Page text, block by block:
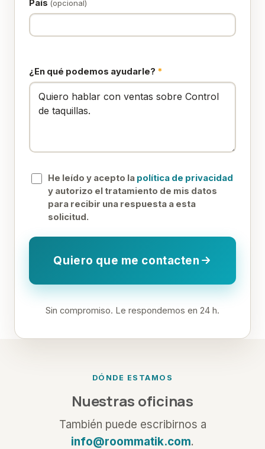
País (opcional)
¿En qué podemos ayudarle? *
He leído y acepto la política de privacidad
y autorizo el tratamiento de mis datos
para recibir una respuesta a esta
solicitud.
Quiero que me contacten
Sin compromiso. Le respondemos en 24 h.
DÓNDE ESTAMOS
Nuestras oficinas
También puede escribirnos a
info@roommatik.com.